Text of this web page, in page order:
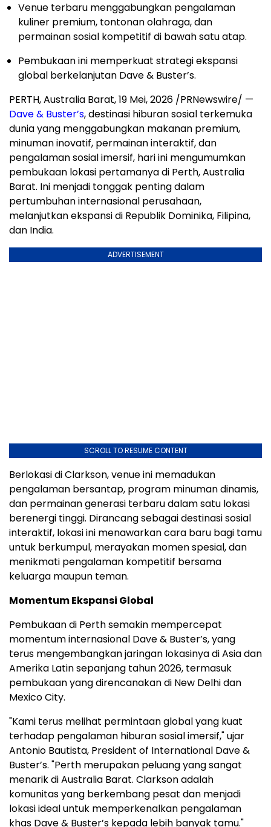
Venue terbaru menggabungkan pengalaman
kuliner premium, tontonan olahraga, dan
permainan sosial kompetitif di bawah satu atap.
Pembukaan ini memperkuat strategi ekspansi
global berkelanjutan Dave & Buster’s.
PERTH, Australia Barat,19 Mei, 2026 /PRNewswire/ —
Dave & Buster’s, destinasi hiburan sosial terkemuka
dunia yang menggabungkan makanan premium,
minuman inovatif, permainan interaktif, dan
pengalaman sosial imersif, hari ini mengumumkan
pembukaan lokasi pertamanya di Perth, Australia
Barat. Ini menjadi tonggak penting dalam
pertumbuhan internasional perusahaan,
melanjutkan ekspansi di Republik Dominika, Filipina,
dan India.
ADVERTISEMENT
SCROLL TO RESUME CONTENT
Berlokasi di Clarkson, venue ini memadukan
pengalaman bersantap, program minuman dinamis,
dan permainan generasi terbaru dalam satu lokasi
berenergi tinggi. Dirancang sebagai destinasi sosial
interaktif, lokasi ini menawarkan cara baru bagi tamu
untuk berkumpul, merayakan momen spesial, dan
menikmati pengalaman kompetitif bersama
keluarga maupun teman.
Momentum Ekspansi Global
Pembukaan di Perth semakin mempercepat
momentum internasional Dave & Buster’s, yang
terus mengembangkan jaringan lokasinya di Asia dan
Amerika Latin sepanjang tahun 2026, termasuk
pembukaan yang direncanakan di New Delhi dan
Mexico City.
"Kami terus melihat permintaan global yang kuat
terhadap pengalaman hiburan sosial imersif," ujar
Antonio Bautista, President of International Dave &
Buster’s. "Perth merupakan peluang yang sangat
menarik di Australia Barat. Clarkson adalah
komunitas yang berkembang pesat dan menjadi
lokasi ideal untuk memperkenalkan pengalaman
khas Dave & Buster’s kepada lebih banyak tamu."